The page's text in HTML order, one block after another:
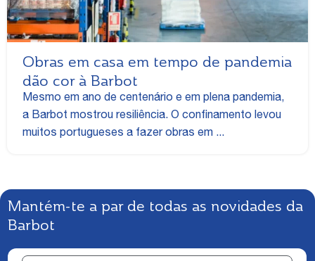
Obras em casa em tempo de pandemia
dão cor à Barbot
Mesmo em ano de centenário e em plena pandemia,
a Barbot mostrou resiliência. O confinamento levou
muitos portugueses a fazer obras em ...
Mantém-te a par de todas as novidades da
Barbot